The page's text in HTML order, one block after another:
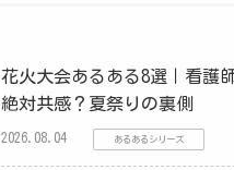
花火大会あるある8選｜看護
絶対共感？夏祭りの裏側
2026.08.04 あるあるシリーズ